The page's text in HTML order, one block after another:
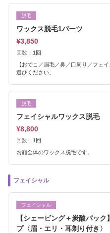
脱毛
ワックス脱毛1パーツ
¥3,850
回数： 1回
【おでこ／眉毛／鼻／口周り／フェ
選びください。
脱毛
フェイシャルワックス脱毛
¥8,800
回数： 1回
お顔全体のワックス脱毛です。
フェイシャル
フェイシャル
【シェービング＋炭酸パッ
プ〈眉・エリ・耳剃り付き〉